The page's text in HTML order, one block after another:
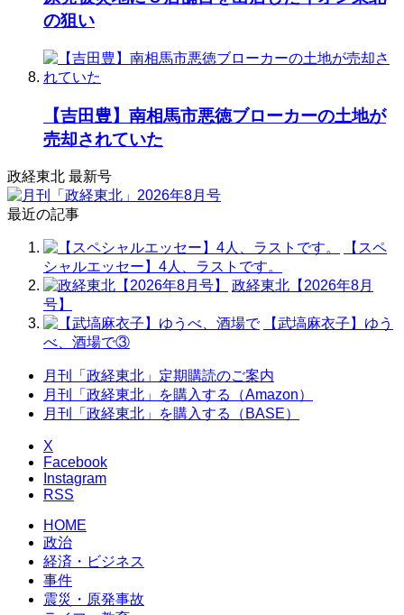
の狙い
【吉田豊】南相馬市悪徳ブローカーの土地が
売却されていた
政経東北 最新号
最近の記事
【スペ
シャルエッセー】4人、ラストです。
政経東北【2026年8月
号】
【武塙麻衣子】ゆう
べ、酒場で③
月刊「政経東北」定期購読のご案内
月刊「政経東北」を購入する（Amazon）
月刊「政経東北」を購入する（BASE）
X
Facebook
Instagram
RSS
HOME
政治
経済・ビジネス
事件
震災・原発事故